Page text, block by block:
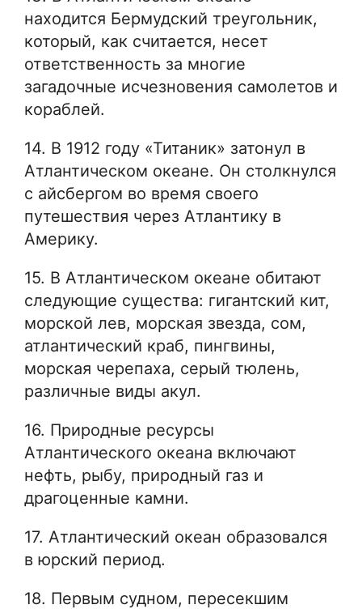
находится Бермудский треугольник,
который, как считается, несет
ответственность за многие
загадочные исчезновения самолетов и
кораблей.
14. В 1912 году «Титаник» затонул в
Атлантическом океане. Он столкнулся
с айсбергом во время своего
путешествия через Атлантику в
Америку.
15. В Атлантическом океане обитают
следующие существа: гигантский кит,
морской лев, морская звезда, сом,
атлантический краб, пингвины,
морская черепаха, серый тюлень,
различные виды акул.
16. Природные ресурсы
Атлантического океана включают
нефть, рыбу, природный газ и
драгоценные камни.
17. Атлантический океан образовался
в юрский период.
18. Первым судном, пересекшим